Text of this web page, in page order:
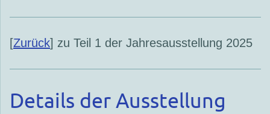
[Zurück] zu Teil 1 der Jahresausstellung 2025
Details der Ausstellung